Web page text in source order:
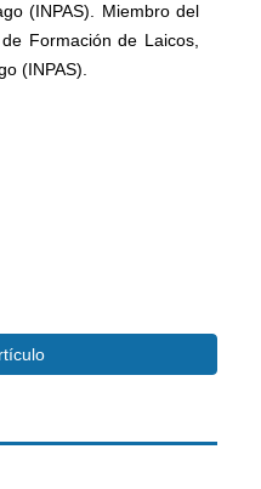
(INPAS). Miembro del
Formación de Laicos,
(INPAS).